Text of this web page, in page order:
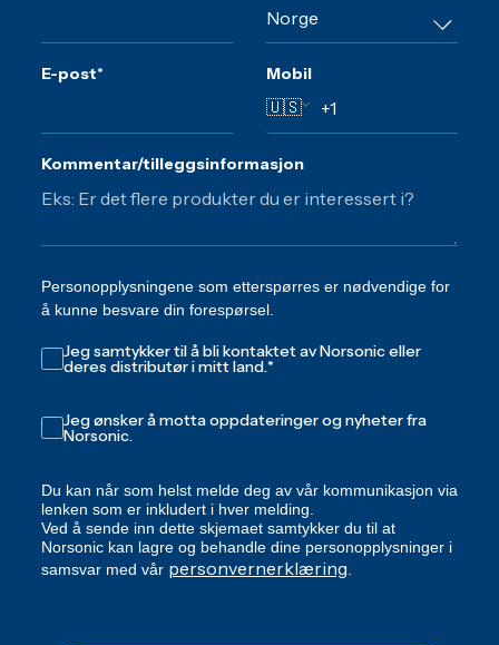
E-post* Mobil
🇺🇸
Kommentar/tilleggsinformasjon
Personopplysningene som etterspørres er nødvendige for
å kunne besvare din forespørsel.
Jeg samtykker til å bli kontaktet av Norsonic eller
deres distributør i mitt land.*
Jeg ønsker å motta oppdateringer og nyheter fra
Norsonic.
Du kan når som helst melde deg av vår kommunikasjon via
lenken som er inkludert i hver melding.
Ved å sende inn dette skjemaet samtykker du til at
Norsonic kan lagre og behandle dine personopplysninger i
samsvar med vår personvernerklæring